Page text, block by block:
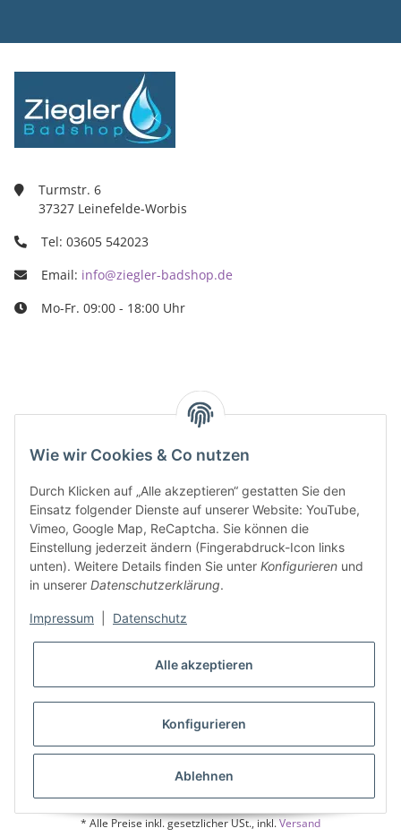
Wie wir Cookies & Co nutzen
Durch Klicken auf „Alle akzeptieren“ gestatten Sie den
Einsatz folgender Dienste auf unserer Website: YouTube,
Vimeo, Google Map, ReCaptcha. Sie können die
Einstellung jederzeit ändern (Fingerabdruck-Icon links
unten). Weitere Details finden Sie unter Konfigurieren und
in unserer Datenschutzerklärung.
Impressum Datenschutz
Alle akzeptieren
Konfigurieren
Ablehnen
Turmstr. 6
37327 Leinefelde-Worbis
Tel: 03605 542023
Email: info@ziegler-badshop.de
Mo-Fr. 09:00 - 18:00 Uhr
Turmstr. 6
03605/542023
info@ziegler-badshop.de
Informationen
Gesetzliche Informationen
* Alle Preise inkl. gesetzlicher USt., inkl.Versand